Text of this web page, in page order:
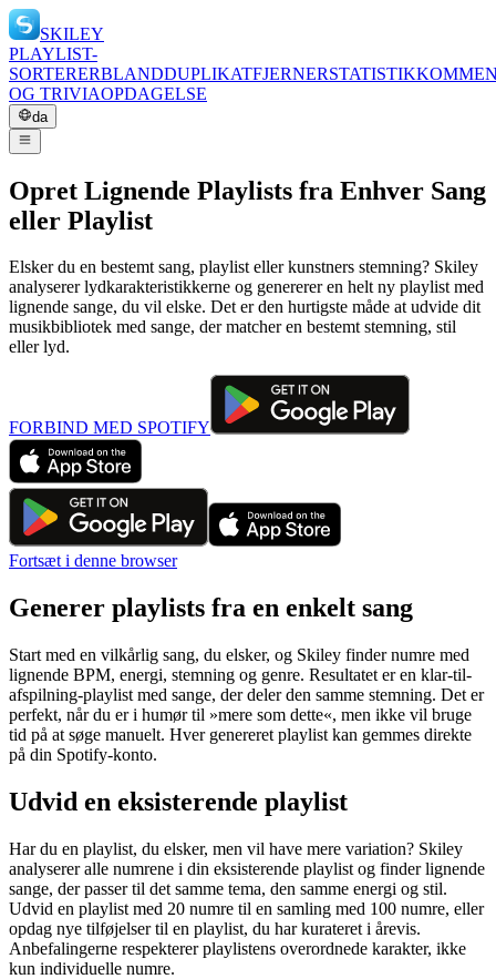
SKILEY
PLAYLIST-
SORTERERBLANDDUPLIKATFJERNERSTATISTIK
OG TRIVIAOPDAGELSE
da
Opret Lignende Playlists fra Enhver Sang
eller Playlist
Elsker du en bestemt sang, playlist eller kunstners stemning? Skiley
analyserer lydkarakteristikkerne og genererer en helt ny playlist med
lignende sange, du vil elske. Det er den hurtigste måde at udvide dit
musikbibliotek med sange, der matcher en bestemt stemning, stil
eller lyd.
FORBIND MED SPOTIFY
Fortsæt i denne browser
Generer playlists fra en enkelt sang
Start med en vilkårlig sang, du elsker, og Skiley finder numre med
lignende BPM, energi, stemning og genre. Resultatet er en klar-til-
afspilning-playlist med sange, der deler den samme stemning. Det er
perfekt, når du er i humør til »mere som dette«, men ikke vil bruge
tid på at søge manuelt. Hver genereret playlist kan gemmes direkte
på din Spotify-konto.
Udvid en eksisterende playlist
Har du en playlist, du elsker, men vil have mere variation? Skiley
analyserer alle numrene i din eksisterende playlist og finder lignende
sange, der passer til det samme tema, den samme energi og stil.
Udvid en playlist med 20 numre til en samling med 100 numre, eller
opdag nye tilføjelser til en playlist, du har kurateret i årevis.
Anbefalingerne respekterer playlistens overordnede karakter, ikke
kun individuelle numre.